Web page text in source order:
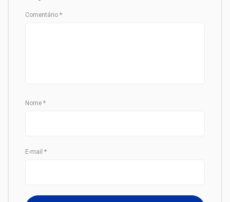
Comentário *
Nome *
E-mail *